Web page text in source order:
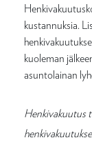
kustannuksia.
kuoleman
asuntolainan
Henkivakuutus